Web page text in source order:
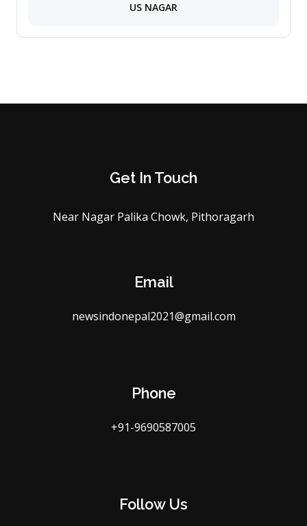
US NAGAR
Get In Touch
Near Nagar Palika Chowk, Pithoragarh
Email
newsindonepal2021@gmail.com
Phone
+91-9690587005
Follow Us